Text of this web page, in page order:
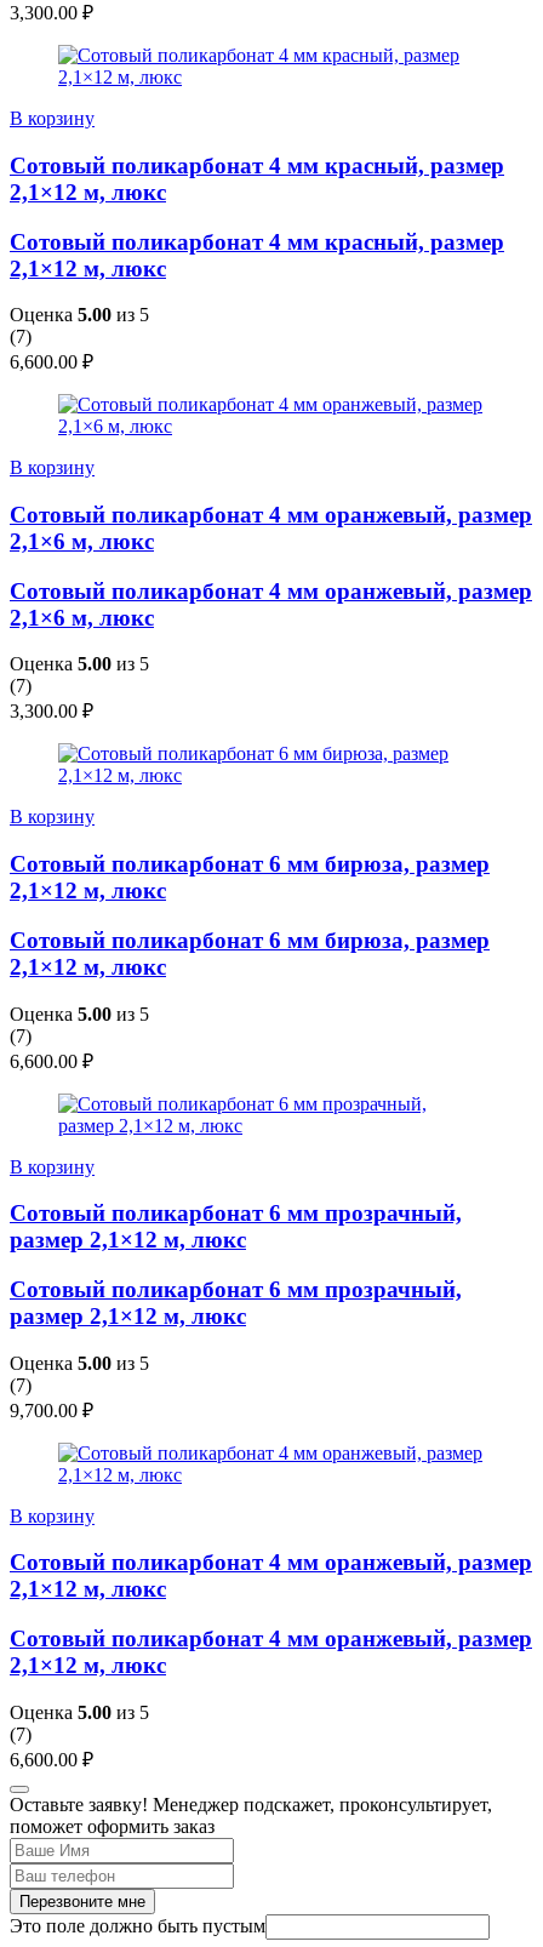
3,300.00 ₽
В корзину
Сотовый поликарбонат 4 мм красный, размер
2,1×12 м, люкс
Сотовый поликарбонат 4 мм красный, размер
2,1×12 м, люкс
Оценка 5.00 из 5
(7)
6,600.00 ₽
В корзину
Сотовый поликарбонат 4 мм оранжевый, размер
2,1×6 м, люкс
Сотовый поликарбонат 4 мм оранжевый, размер
2,1×6 м, люкс
Оценка 5.00 из 5
(7)
3,300.00 ₽
В корзину
Сотовый поликарбонат 6 мм бирюза, размер
2,1×12 м, люкс
Сотовый поликарбонат 6 мм бирюза, размер
2,1×12 м, люкс
Оценка 5.00 из 5
(7)
6,600.00 ₽
В корзину
Сотовый поликарбонат 6 мм прозрачный,
размер 2,1×12 м, люкс
Сотовый поликарбонат 6 мм прозрачный,
размер 2,1×12 м, люкс
Оценка 5.00 из 5
(7)
9,700.00 ₽
В корзину
Сотовый поликарбонат 4 мм оранжевый, размер
2,1×12 м, люкс
Сотовый поликарбонат 4 мм оранжевый, размер
2,1×12 м, люкс
Оценка 5.00 из 5
(7)
6,600.00 ₽
Оставьте заявку! Менеджер подскажет, проконсультирует,
поможет оформить заказ
Перезвоните мне
Это поле должно быть пустым